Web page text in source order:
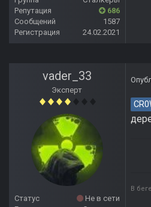
Репутация
686
Сообщений
1587
Регистрация
24.02.2021
vader_33
Эксперт
Статус
Не в сети
В